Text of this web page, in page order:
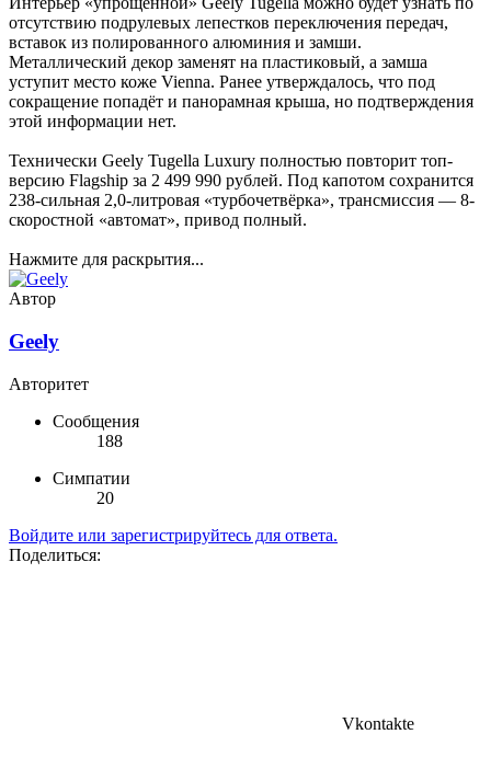
отсутствию подрулевых лепестков переключения передач,
вставок из полированного алюминия и замши.
Металлический декор заменят на пластиковый, а замша
уступит место коже Vienna. Ранее утверждалось, что под
сокращение попадёт и панорамная крыша, но подтверждения
этой информации нет.
Технически Geely Tugella Luxury полностью повторит топ-
версию Flagship за 2 499 990 рублей. Под капотом сохранится
238-сильная 2,0-литровая «турбочетвёрка», трансмиссия — 8-
скоростной «автомат», привод полный.
Нажмите для раскрытия...
Автор
Geely
Авторитет
Сообщения
188
Симпатии
20
Войдите или зарегистрируйтесь для ответа.
Поделиться:
Vkontakte